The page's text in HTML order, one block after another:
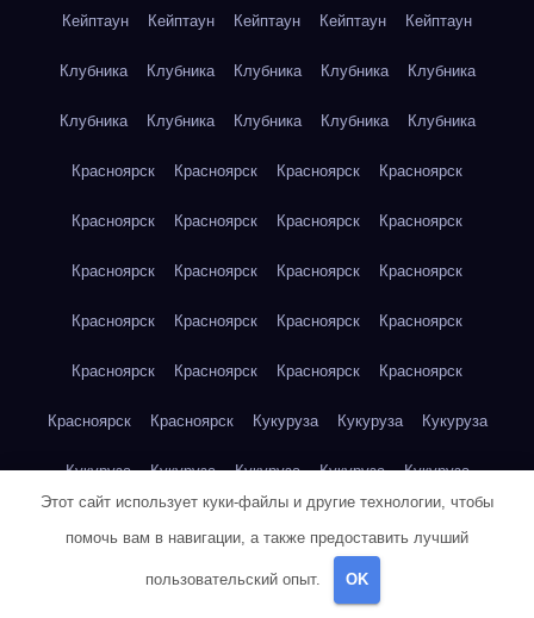
Кейптаун Кейптаун Кейптаун Кейптаун Кейптаун
Клубника Клубника Клубника Клубника Клубника
Клубника Клубника Клубника Клубника Клубника
Красноярск Красноярск Красноярск Красноярск
Красноярск Красноярск Красноярск Красноярск
Красноярск Красноярск Красноярск Красноярск
Красноярск Красноярск Красноярск Красноярск
Красноярск Красноярск Красноярск Красноярск
Красноярск Красноярск Кукуруза Кукуруза Кукуруза
Кукуруза Кукуруза Кукуруза Кукуруза Кукуруза
Куриная грудка Куриная грудка
Этот сайт использует куки-файлы и другие технологии, чтобы
помочь вам в навигации, а также предоставить лучший
пользовательский опыт. OK